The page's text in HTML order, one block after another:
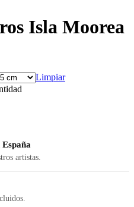
Isla Moorea
Limpiar
artistas.